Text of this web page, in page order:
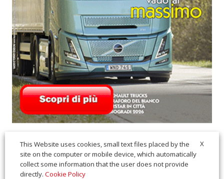
X
This Website uses cookies, small text files placed by the
site on the computer or mobile device, which automatically
collect some information that the user does not provide
directly. Cookie Policy